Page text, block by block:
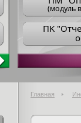
(модуль
ПK
Главная